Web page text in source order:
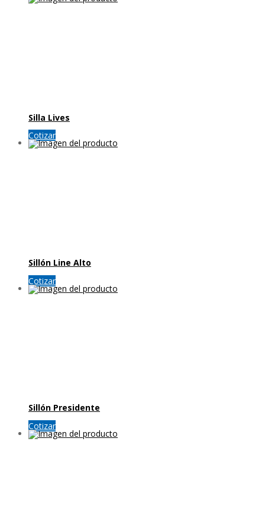
Silla Lives
Cotizar
Sillón Line Alto
Cotizar
Sillón Presidente
Cotizar